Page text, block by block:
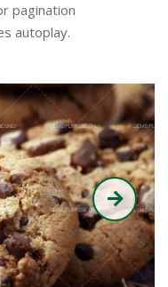
pagination
autoplay.